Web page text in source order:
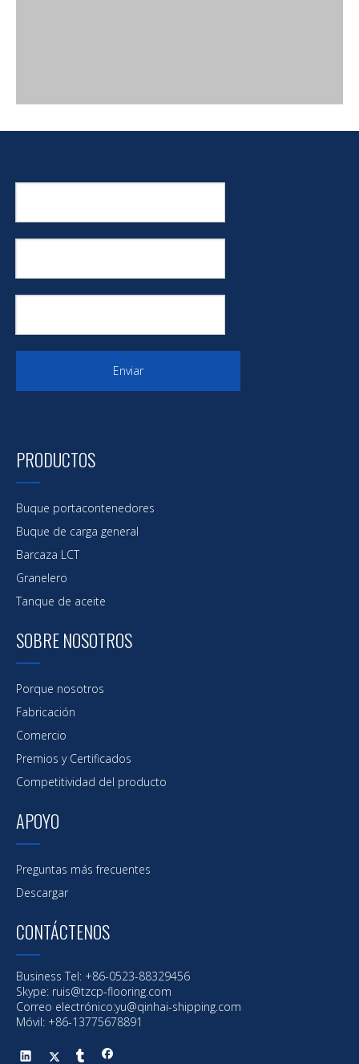
Enviar
PRODUCTOS
Buque portacontenedores
Buque de carga general
Barcaza LCT
Granelero
Tanque de aceite
SOBRE NOSOTROS
Porque nosotros
Fabricación
Comercio
Premios y Certificados
Competitividad del producto
APOYO
Preguntas más frecuentes
Descargar
CONTÁCTENOS
Business Tel: +86-0523-88329456
Skype: ruis@tzcp-flooring.com
Correo electrónico:yu@qinhai-shipping.com
Móvil: +86-13775678891